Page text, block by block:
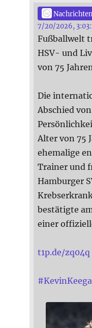
7/20/2026,
Fußballwelt
HSV- und
von 75
Die
Abschied
Alter von 75
ehemalige
Trainer und
Hamburger
bestätigte
einer
t1p.de/zq04q
#